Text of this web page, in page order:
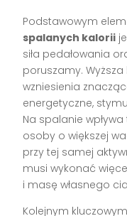
Podstawowym
spalanych kalorii
siła pedałowania
poruszamy.
wzniesienia
energetyczne,
Na spalanie wpływa
osoby o większej
przy tej samej
musi wykonać
i masę własnego
Kolejnym